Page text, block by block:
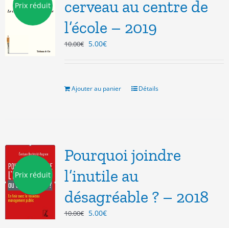
Prix réduit
cerveau au centre de
l’école – 2019
10.00€ Le
10.00€.
5.00€Le
5.00€.
Ajouter au panier Détails
Prix réduit
Pourquoi joindre
l’inutile au
désagréable ? – 2018
10.00€ Le
5.00€Le